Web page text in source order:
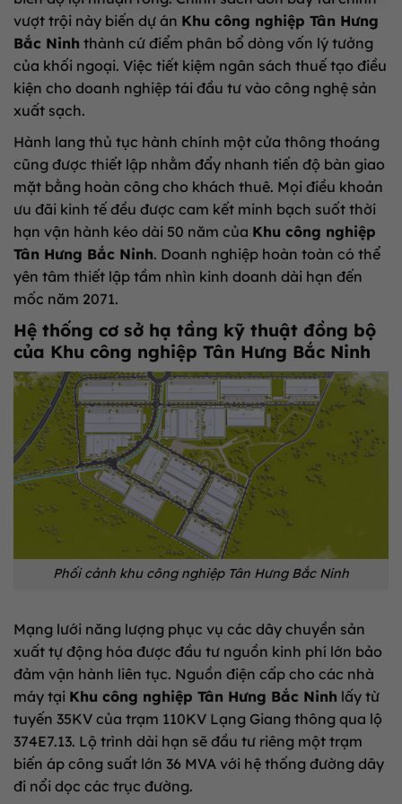
vượt trội này biến dự án Khu công nghiệp Tân Hưng
Bắc Ninh thành cứ điểm phân bổ dòng vốn lý tưởng
của khối ngoại. Việc tiết kiệm ngân sách thuế tạo điều
kiện cho doanh nghiệp tái đầu tư vào công nghệ sản
xuất sạch.
Hành lang thủ tục hành chính một cửa thông thoáng
cũng được thiết lập nhằm đẩy nhanh tiến độ bàn giao
mặt bằng hoàn công cho khách thuê. Mọi điều khoản
ưu đãi kinh tế đều được cam kết minh bạch suốt thời
hạn vận hành kéo dài 50 năm của Khu công nghiệp
Tân Hưng Bắc Ninh. Doanh nghiệp hoàn toàn có thể
yên tâm thiết lập tầm nhìn kinh doanh dài hạn đến
mốc năm 2071.
Hệ thống cơ sở hạ tầng kỹ thuật đồng bộ
của Khu công nghiệp Tân Hưng Bắc Ninh
Phối cảnh khu công nghiệp Tân Hưng Bắc Ninh
Mạng lưới năng lượng phục vụ các dây chuyền sản
xuất tự động hóa được đầu tư nguồn kinh phí lớn bảo
đảm vận hành liên tục. Nguồn điện cấp cho các nhà
máy tại Khu công nghiệp Tân Hưng Bắc Ninh lấy từ
tuyến 35KV của trạm 110KV Lạng Giang thông qua lộ
374E7.13. Lộ trình dài hạn sẽ đầu tư riêng một trạm
biến áp công suất lớn 36 MVA với hệ thống đường dây
đi nổi dọc các trục đường.